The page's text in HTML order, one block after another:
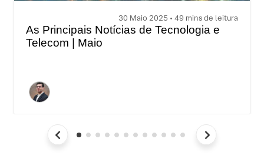
30 Maio 2025 • 49 mins de leitura
As Principais Notícias de Tecnologia e
Telecom | Maio